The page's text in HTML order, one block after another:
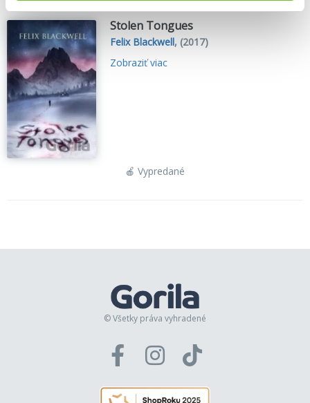
Stolen Tongues
Felix Blackwell, (2017)
Zobraziť viac
🍎 Vypredané
© Všetky práva vyhradené